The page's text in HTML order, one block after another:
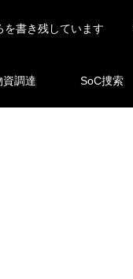
を書き残しています
資調達 SoC捜索